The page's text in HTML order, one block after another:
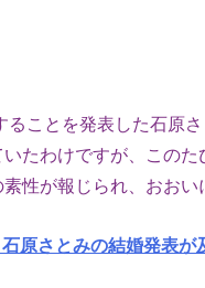
ることを発表した石原
たわけですが、このた
性が報じられ、おおい
原さとみの結婚発表が